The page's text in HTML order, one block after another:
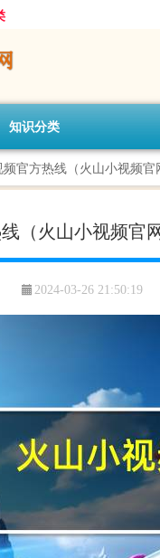
知识分类
官方热线（火山小视频官
（火山小视频官
2024-03-26 21:50:19